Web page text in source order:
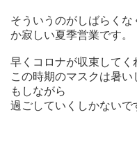
そういうのがしばらく
か寂しい夏季営業です。
早くコロナが収束してく
この時期のマスクは暑
もしながら
過ごしていくしかないで